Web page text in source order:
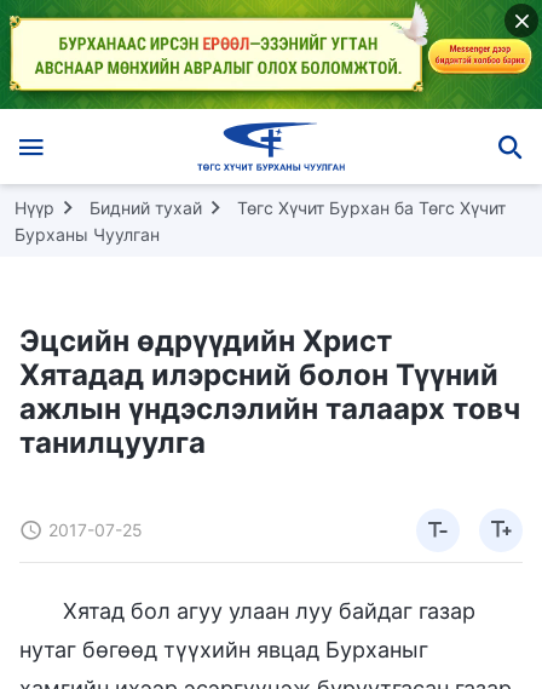
Нүүр Бидний тухай
Төгс Хүчит Бурхан ба Төгс Хүчит
Бурханы Чуулган
Эцсийн өдрүүдийн Христ
Хятадад илэрсний болон Түүний
ажлын үндэслэлийн талаарх товч
танилцуулга
2017-07-25
Хятад бол агуу улаан луу байдаг газар
нутаг бөгөөд түүхийн явцад Бурханыг